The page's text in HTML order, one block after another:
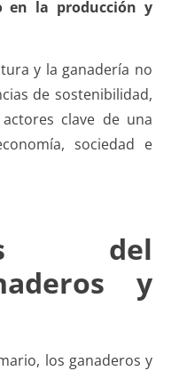
en la producción y
y la ganadería no
de sostenibilidad,
clave de una
sociedad e
del
y
los ganaderos y